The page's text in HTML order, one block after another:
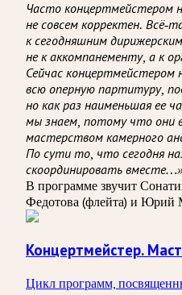
Часто концертмейстером
не совсем корректен. Всё-
к сегодняшним
не к аккомпанементу, а к
Сейчас концертмейстером
всю оперную партитуру,
но как раз наименьшая ее
мы знаем, потому что они
мастерством камерного
По сути то, что сегодня
скоординировать вместе…»
В программе звучит
Федотова (флейта) и Юрий
Концертмейстер.
Цикл программ,